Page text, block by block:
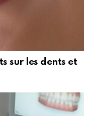
sur les dents et